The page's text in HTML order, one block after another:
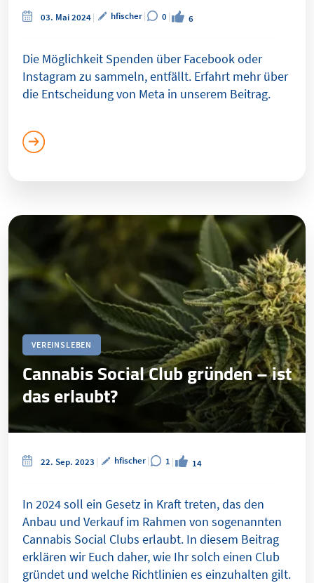
03. Mai 2024 hfischer 0 6
Die Möglichkeit Spenden über Facebook oder
Instagram zu sammeln, entfällt. Erfahrt mehr über
die Entscheidung von Meta in unserem Beitrag.
VEREINSLEBEN
Cannabis Social Club gründen – ist
das erlaubt?
22. Sep. 2023 hfischer 1 14
In 2024 soll ein Gesetz in Kraft treten, das den
Anbau und Verkauf im Rahmen von sogenannten
Cannabis Social Clubs erlaubt. In diesem Beitrag
erklären wir Euch daher, wie Ihr solch einen Club
gründet und welche Richtlinien es einzuhalten gilt.